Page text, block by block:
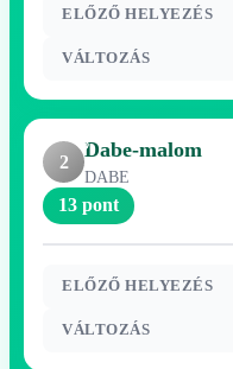
ELŐZŐ HELYEZÉS
VÁLTOZÁS
2
Dabe-malom
DABE
13 pont
ELŐZŐ HELYEZÉS
VÁLTOZÁS